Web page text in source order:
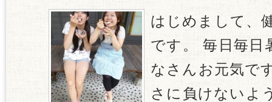
はじめまして、
です。 毎日毎日
なさんお元気で
さに負けないよ